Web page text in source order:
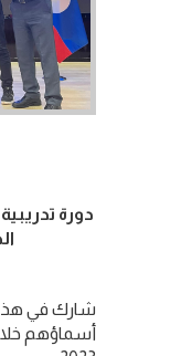
دورة
شارك في هذه